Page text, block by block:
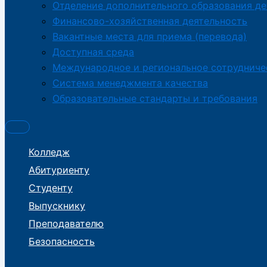
Отделение дополнительного образования
Финансово-хозяйственная деятельность
Вакантные места для приема (перевода)
Доступная среда
Международное и региональное
Система менеджмента качества
Образовательные стандарты и требования
Колледж
Абитуриенту
Студенту
Выпускнику
Преподавателю
Безопасность